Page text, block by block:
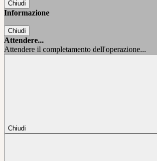
Chiudi
Informazione
Chiudi
Attendere...
Attendere il completamento dell'operazione...
Chiudi